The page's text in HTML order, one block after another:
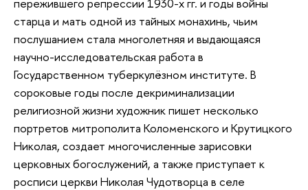
старца и мать одной из тайных монахинь, чьим
послушанием стала многолетняя и выдающаяся
научно-исследовательская работа в
Государственном туберкулёзном институте. В
сороковые годы после декриминализации
религиозной жизни художник пишет несколько
портретов митрополита Коломенского и Крутицкого
Николая, создает многочисленные зарисовки
церковных богослужений, а также приступает к
росписи церкви Николая Чудотворца в селе